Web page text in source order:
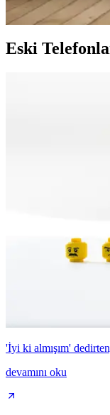
Deniz camları,
Eski
'İyi ki almışım'
devamını oku